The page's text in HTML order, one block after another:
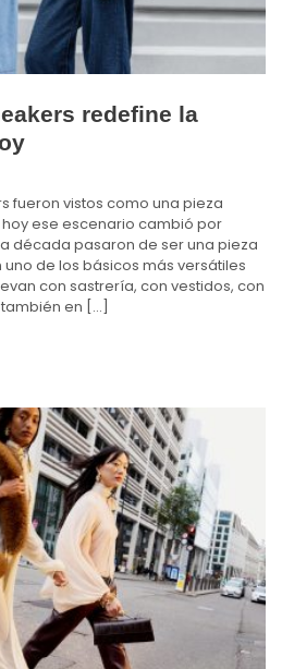
redefine la
fueron vistos como una pieza
ese escenario cambió por
década pasaron de ser una pieza
de los básicos más versátiles
con sastrería, con vestidos, con
en […]